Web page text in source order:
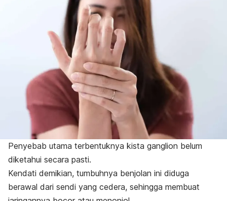
Penyebab utama terbentuknya kista ganglion belum
diketahui secara pasti.
Kendati demikian, tumbuhnya benjolan ini diduga
berawal dari sendi yang cedera, sehingga membuat